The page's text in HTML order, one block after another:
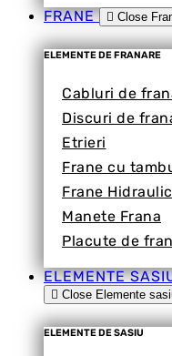
FRANE Close
ELEMENTE DE FRANARE
Cabluri de
Discuri de
Etrieri
Frane cu
Frane
Manete Frana
Placute de
ELEMENTE
Close Elemente
ELEMENTE DE SASIU